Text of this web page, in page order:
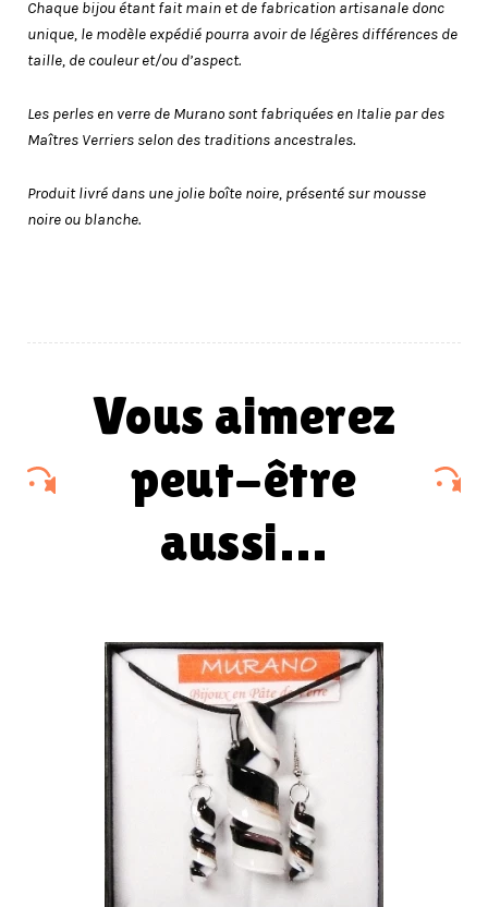
Chaque bijou étant fait main et de fabrication artisanale donc
unique, le modèle expédié pourra avoir de légères différences de
taille, de couleur et/ou d’aspect.
Les perles en verre de Murano sont fabriquées en Italie par des
Maîtres Verriers selon des traditions ancestrales.
Produit livré dans une jolie boîte noire, présenté sur mousse
noire ou blanche.
vous aimerez
peut-être
aussi…